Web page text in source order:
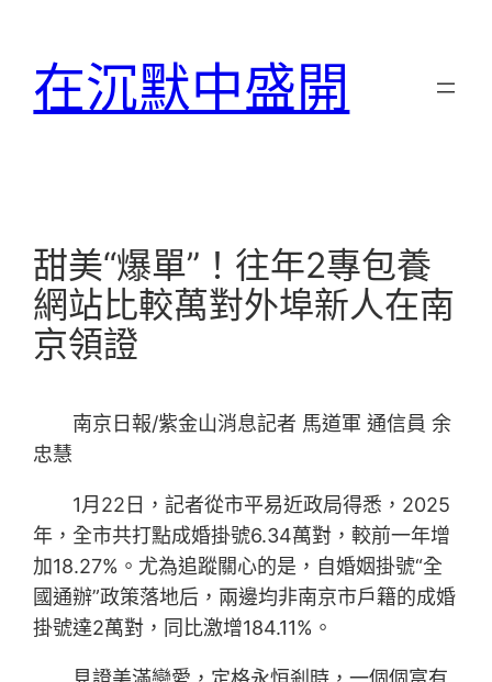
在沉默中盛開
甜美“爆單”！往年2專包養
網站比較萬對外埠新人在南
京領證
南京日報/紫金山消息記者 馬道軍 通信員 余
忠慧
1月22日，記者從市平易近政局得悉，2025
年，全市共打點成婚掛號6.34萬對，較前一年增
加18.27%。尤為追蹤關心的是，自婚姻掛號“全
國通辦”政策落地后，兩邊均非南京市戶籍的成婚
掛號達2萬對，同比激增184.11%。